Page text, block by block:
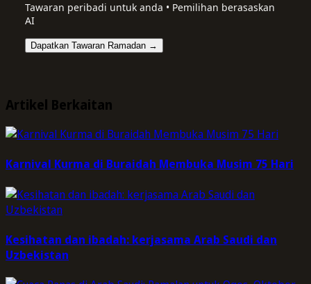
Tawaran peribadi untuk anda • Pemilihan berasaskan
AI
Dapatkan Tawaran Ramadan →
Artikel Berkaitan
Karnival Kurma di Buraidah Membuka Musim 75 Hari
Kesihatan dan ibadah: kerjasama Arab Saudi dan
Uzbekistan